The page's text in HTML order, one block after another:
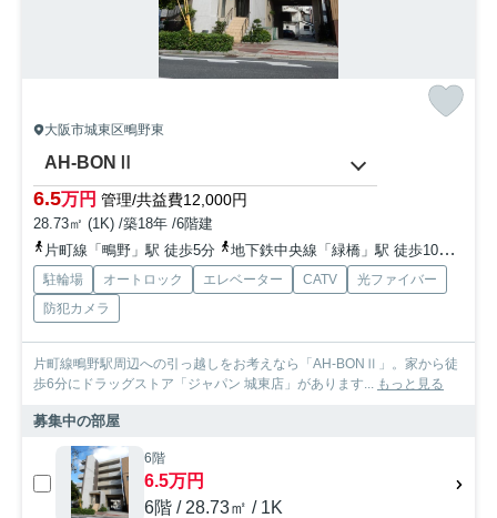
大阪市城東区鴫野東
AH-BONⅡ
6.5万円 管理/共益費12,000円
28.73㎡ (1K) /築18年 /6階建
片町線「鴫野」駅 徒歩5分
地下鉄中央線「緑橋」駅 徒歩10分
駐輪場 オートロック エレベーター CATV
光ファイバー
防犯カメラ
片町線鴫野駅周辺への引っ越しをお考えなら「AH-BONⅡ」。家から徒
歩6分にドラッグストア「ジャパン 城東店」があります... もっと見る
募集中の部屋
6階
6.5万円
6階 / 28.73㎡ / 1K